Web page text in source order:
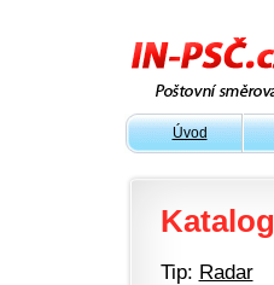
Úvod
Tip: Radar